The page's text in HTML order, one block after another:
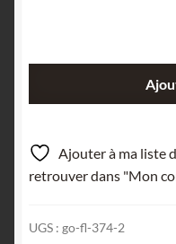
Mine
de
La
Leyvaux,
Ajouter à ma liste
retrouver dans "Mon
UGS : go-fl-374-2